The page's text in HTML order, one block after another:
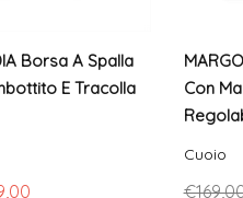
Borsa A Spalla
E Tracolla
Con
Cuoio